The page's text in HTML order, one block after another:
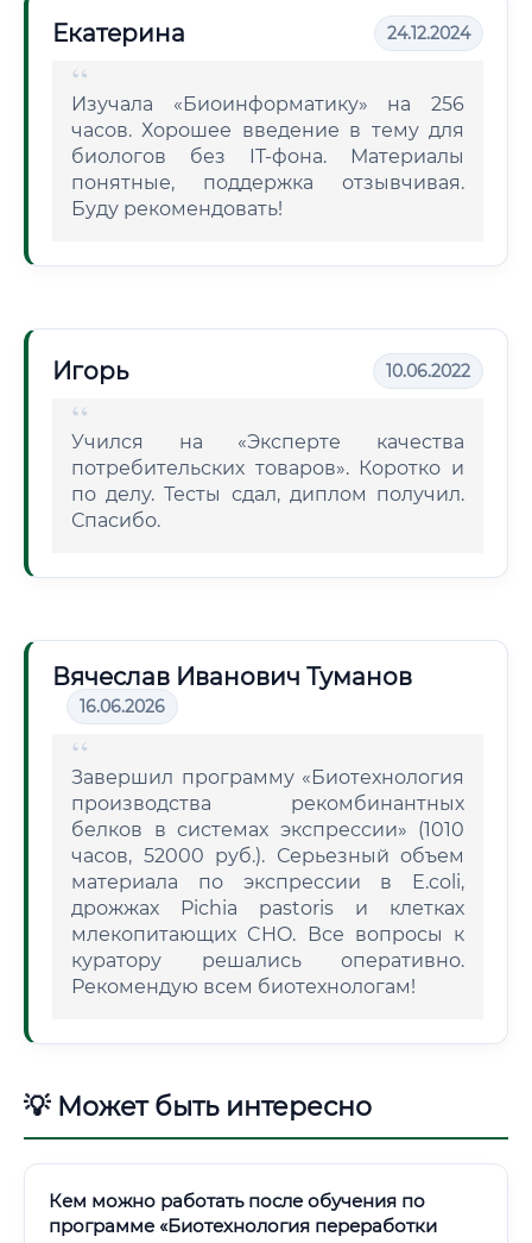
Екатерина 24.12.2024
Изучала «Биоинформатику» на 256
часов. Хорошее введение в тему для
биологов без IT-фона. Материалы
понятные, поддержка отзывчивая.
Буду рекомендовать!
Игорь 10.06.2022
Учился на «Эксперте качества
потребительских товаров». Коротко и
по делу. Тесты сдал, диплом получил.
Спасибо.
Вячеслав Иванович Туманов
16.06.2026
Завершил программу «Биотехнология
производства рекомбинантных
белков в системах экспрессии» (1010
часов, 52000 руб.). Серьезный объем
материала по экспрессии в E.coli,
дрожжах Pichia pastoris и клетках
млекопитающих CHO. Все вопросы к
куратору решались оперативно.
Рекомендую всем биотехнологам!
💡 Может быть интересно
Кем можно работать после обучения по
программе «Биотехнология переработки